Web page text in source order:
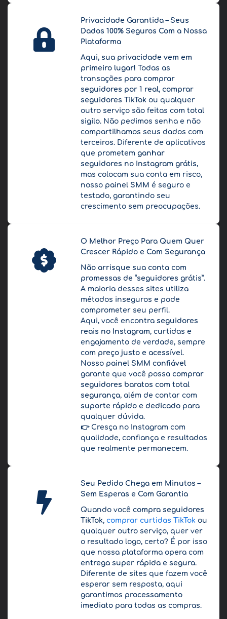
Privacidade Garantida – Seus
Dados 100% Seguros Com a Nossa
Plataforma
Aqui, sua privacidade vem em
primeiro lugar! Todas as
transações para comprar
seguidores por 1 real, comprar
seguidores TikTok ou qualquer
outro serviço são feitas com total
sigilo. Não pedimos senha e não
compartilhamos seus dados com
terceiros. Diferente de aplicativos
que prometem ganhar
seguidores no Instagram grátis,
mas colocam sua conta em risco,
nosso painel SMM é seguro e
testado, garantindo seu
crescimento sem preocupações.
O Melhor Preço Para Quem Quer
Crescer Rápido e Com Segurança
Não arrisque sua conta com
promessas de “seguidores grátis”.
A maioria desses sites utiliza
métodos inseguros e pode
comprometer seu perfil.
Aqui, você encontra seguidores
reais no Instagram, curtidas e
engajamento de verdade, sempre
com preço justo e acessível.
Nosso painel SMM confiável
garante que você possa comprar
seguidores baratos com total
segurança, além de contar com
suporte rápido e dedicado para
qualquer dúvida.
👉 Cresça no Instagram com
qualidade, confiança e resultados
que realmente permanecem.
Seu Pedido Chega em Minutos –
Sem Esperas e Com Garantia
Quando você compra seguidores
TikTok, comprar curtidas TikTok ou
qualquer outro serviço, quer ver
o resultado logo, certo? É por isso
que nossa plataforma opera com
entrega super rápida e segura.
Diferente de sites que fazem você
esperar sem resposta, aqui
garantimos processamento
imediato para todas as compras.